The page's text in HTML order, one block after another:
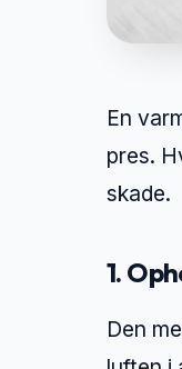
En
pres.
skade.
1.
Den